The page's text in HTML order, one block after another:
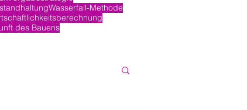
Wasserfall-Methode
des Bauens